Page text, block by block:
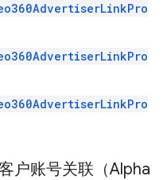
户账号关联（Alpha